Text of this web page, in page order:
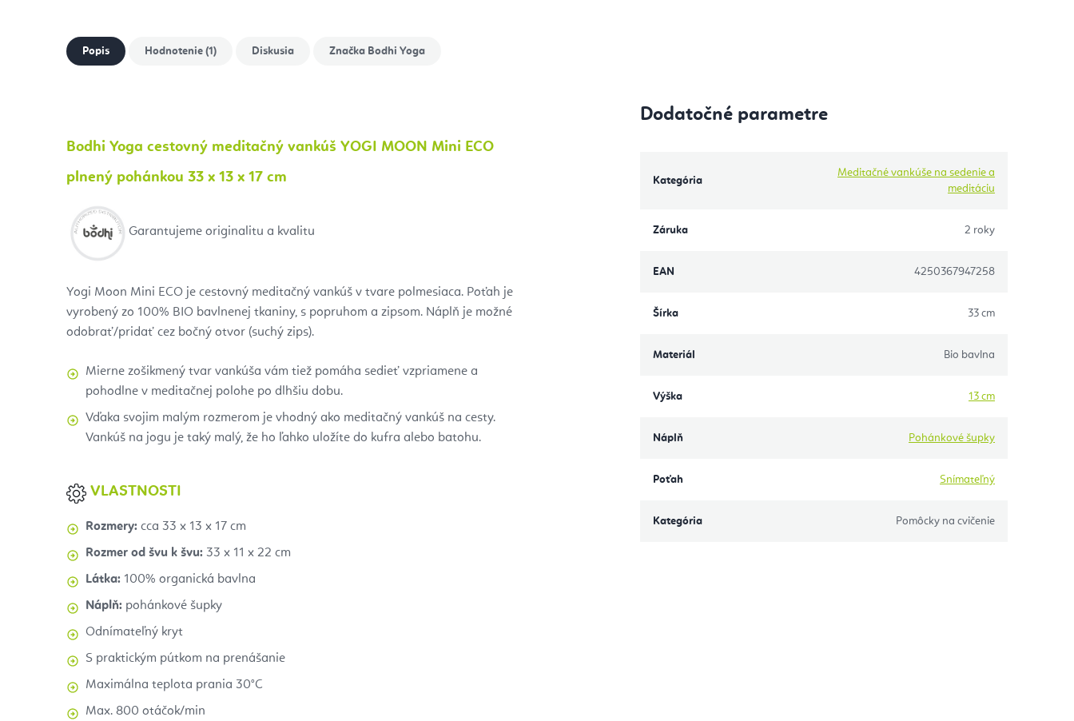
Popis Hodnotenie (1) Diskusia Značka Bodhi Yoga
Bodhi Yoga cestovný meditačný vankúš YOGI MOON Mini ECO
plnený pohánkou 33 x 13 x 17 cm
Garantujeme originalitu a kvalitu
Yogi Moon Mini ECO je cestovný meditačný vankúš v tvare polmesiaca. Poťah je
vyrobený zo 100% BIO bavlnenej tkaniny, s popruhom a zipsom. Náplň je možné
odobrať/pridať cez bočný otvor (suchý zips).
Mierne zošikmený tvar vankúša vám tiež pomáha sedieť vzpriamene a
pohodlne v meditačnej polohe po dlhšiu dobu.
Vďaka svojim malým rozmerom je vhodný ako meditačný vankúš na cesty.
Vankúš na jogu je taký malý, že ho ľahko uložíte do kufra alebo batohu.
VLASTNOSTI
Rozmery: cca 33 x 13 x 17 cm
Rozmer od švu k švu: 33 x 11 x 22 cm
Látka: 100% organická bavlna
Náplň: pohánkové šupky
Odnímateľný kryt
S praktickým pútkom na prenášanie
Maximálna teplota prania 30°C
Max. 800 otáčok/min
Dodatočné parametre
Kategória
Meditačné vankúše na sedenie a
meditáciu
Záruka 2 roky
EAN 4250367947258
Šírka 33 cm
Materiál Bio bavlna
Výška 13 cm
Náplň Pohánkové šupky
Poťah Snímateľný
Kategória Pomôcky na cvičenie